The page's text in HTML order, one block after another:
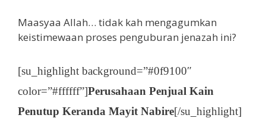
Maasyaa Allah… tidak kah mengagumkan
keistimewaan proses penguburan jenazah ini?
[su_highlight background=”#0f9100″
color=”#ffffff”]Perusahaan Penjual Kain
Penutup Keranda Mayit Nabire[/su_highlight]